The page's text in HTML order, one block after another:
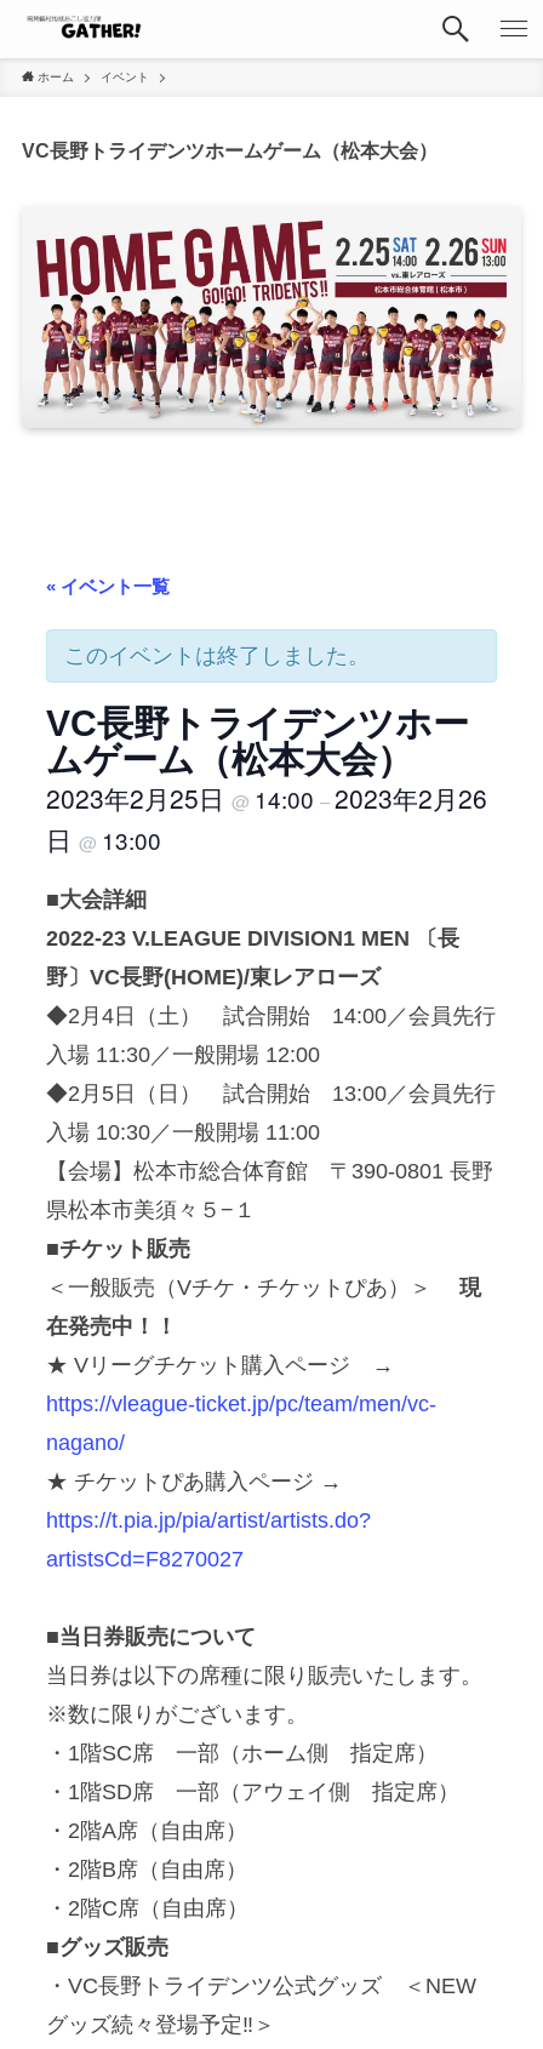
ホーム イベント
VC長野トライデンツホームゲーム（松本大会）
« イベント一覧
このイベントは終了しました。
VC長野トライデンツホー
ムゲーム（松本大会）
2023年2月25日 @ 14:00 – 2023年2月26
日 @ 13:00
■大会詳細
2022-23 V.LEAGUE DIVISION1 MEN 〔長
野〕VC長野(HOME)/東レアローズ
◆2月4日（土） 試合開始 14:00／会員先行
入場 11:30／一般開場 12:00
◆2月5日（日） 試合開始 13:00／会員先行
入場 10:30／一般開場 11:00
【会場】松本市総合体育館 〒390-0801 長野
県松本市美須々５−１
■チケット販売
＜一般販売（Vチケ・チケットぴあ）＞ 現
在発売中！！
★ Vリーグチケット購入ページ →
https://vleague-ticket.jp/pc/team/men/vc-
nagano/
★ チケットぴあ購入ページ →
https://t.pia.jp/pia/artist/artists.do?
artistsCd=F8270027
■当日券販売について
当日券は以下の席種に限り販売いたします。
※数に限りがございます。
・1階SC席 一部（ホーム側 指定席）
・1階SD席 一部（アウェイ側 指定席）
・2階A席（自由席）
・2階B席（自由席）
・2階C席（自由席）
■グッズ販売
・VC長野トライデンツ公式グッズ ＜NEW
グッズ続々登場予定‼︎＞